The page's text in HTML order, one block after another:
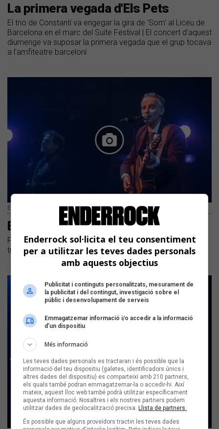
La primera vegada d'Els Pets
El trio de Constantí va engegar la gira de 'Som' al Liceu de
Barcelona en el marc del Suite Festival | El concert d'aquest
diumenge va suposar la primera vegada que el grup tocava
a l'amfiteatre barceloní
Els Pets | Xavier Mercadé
Els Pets al Gran Teatre del Liceu
Fotografies del concert de presentació del nou àlbum del
trio de Constantí, 'Som'
Enderrock sol·licita el teu consentiment
per a utilitzar les teves dades personals
amb aquests objectius
Publicitat i continguts personalitzats, mesurament de
la publicitat i del contingut, investigació sobre el
públic i desenvolupament de serveis
Emmagatzemar informació i/o accedir a la informació
d’un dispositiu
Més informació
Les teves dades personals es tractaran i és possible que la
informació del teu dispositiu (galetes, identificadors únics i
altres dades del dispositiu) es comparteixi amb 210 partners,
els quals també podran emmagatzemar-la o accedir-hi. Així
mateix, aquest lloc web també podrà utilitzar específicament
aquesta informació. Nosaltres i els nostres partners podem
utilitzar dades de geolocalització precisa.Llista de partners.
És possible que alguns proveïdors tractin les teves dades